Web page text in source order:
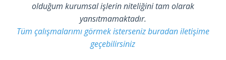
olduğum kurumsal işlerin niteliğini tam olarak
yansıtmamaktadır.
Tüm çalışmalarımı görmek isterseniz buradan iletişime
geçebilirsiniz